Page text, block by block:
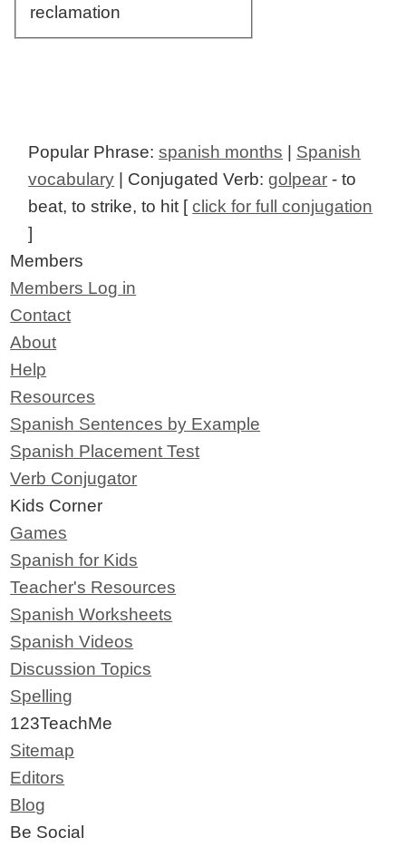
reclamation
Popular Phrase:spanish months | Spanish
vocabulary | Conjugated Verb:golpear - to
beat, to strike, to hit [click for full conjugation
]
Members
Members Log in
Contact
About
Help
Resources
Spanish Sentences by Example
Spanish Placement Test
Verb Conjugator
Kids Corner
Games
Spanish for Kids
Teacher's Resources
Spanish Worksheets
Spanish Videos
Discussion Topics
Spelling
123TeachMe
Sitemap
Editors
Blog
Be Social